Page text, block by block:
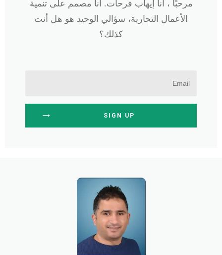
مرحبًا ، أنا إيهاب فرحات. أنا مصمم على تنمية
الأعمال التجارية، سؤالي الوحيد هو هل أنت
كذلك؟
SIGN UP